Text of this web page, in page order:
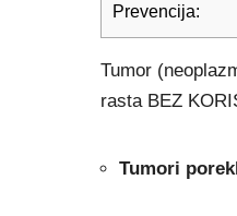
Prevencija:
Tumor
rasta BEZ
Tumori